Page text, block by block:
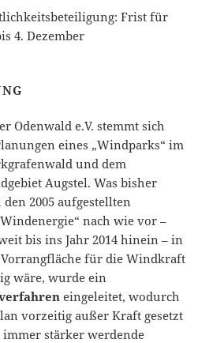
Frist für
4. Dezember
Odenwald e.V. stemmt sich
eines „Windparks“ im
und dem
Augstel. Was bisher
2005 aufgestellten
nach wie vor –
bis ins Jahr 2014 hinein – in
für die Windkraft
wäre, wurde ein
eingeleitet, wodurch
vorzeitig außer Kraft gesetzt
stärker werdende